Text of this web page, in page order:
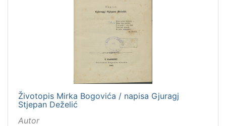
Životopis Mirka Bogovića / napisa Gjuragj
Stjepan Deželić
Autor